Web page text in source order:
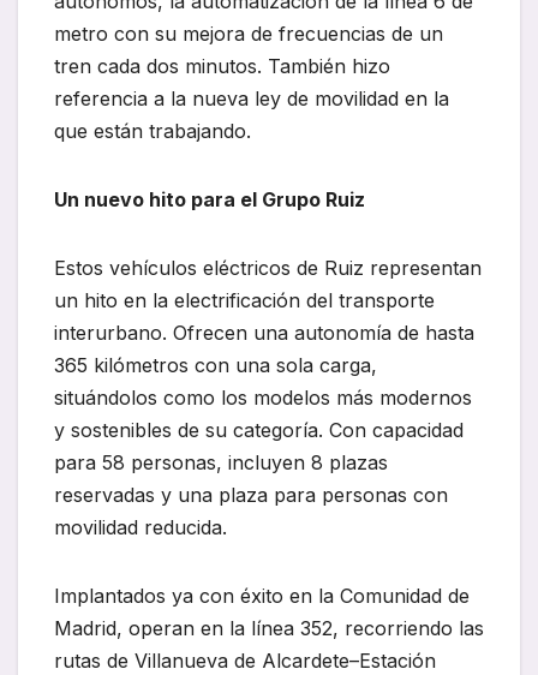
metro con su mejora de frecuencias de un
tren cada dos minutos. También hizo
referencia a la nueva ley de movilidad en la
que están trabajando.
Un nuevo hito para el Grupo Ruiz
Estos vehículos eléctricos de Ruiz representan
un hito en la electrificación del transporte
interurbano. Ofrecen una autonomía de hasta
365 kilómetros con una sola carga,
situándolos como los modelos más modernos
y sostenibles de su categoría. Con capacidad
para 58 personas, incluyen 8 plazas
reservadas y una plaza para personas con
movilidad reducida.
Implantados ya con éxito en la Comunidad de
Madrid, operan en la línea 352, recorriendo las
rutas de Villanueva de Alcardete–Estación